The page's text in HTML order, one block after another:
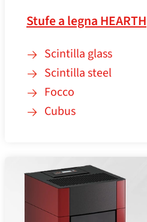
Stufe a legna HEARTH
Scintilla glass
Scintilla steel
Focco
Cubus